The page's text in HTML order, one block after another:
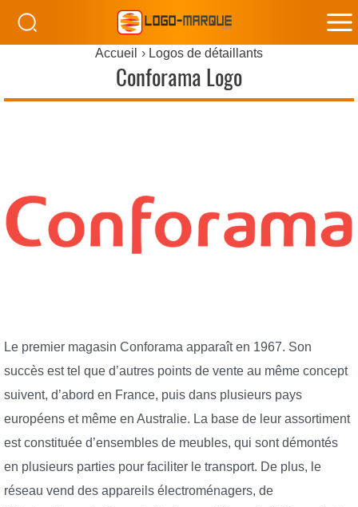
Accueil Logos de détaillants
Conforama Logo
Le premier magasin Conforama apparaît en 1967. Son
succès est tel que d’autres points de vente au même concept
suivent, d’abord en France, puis dans plusieurs pays
européens et même en Australie. La base de leur assortiment
est constituée d’ensembles de meubles, qui sont démontés
en plusieurs parties pour faciliter le transport. De plus, le
réseau vend des appareils électroménagers, de